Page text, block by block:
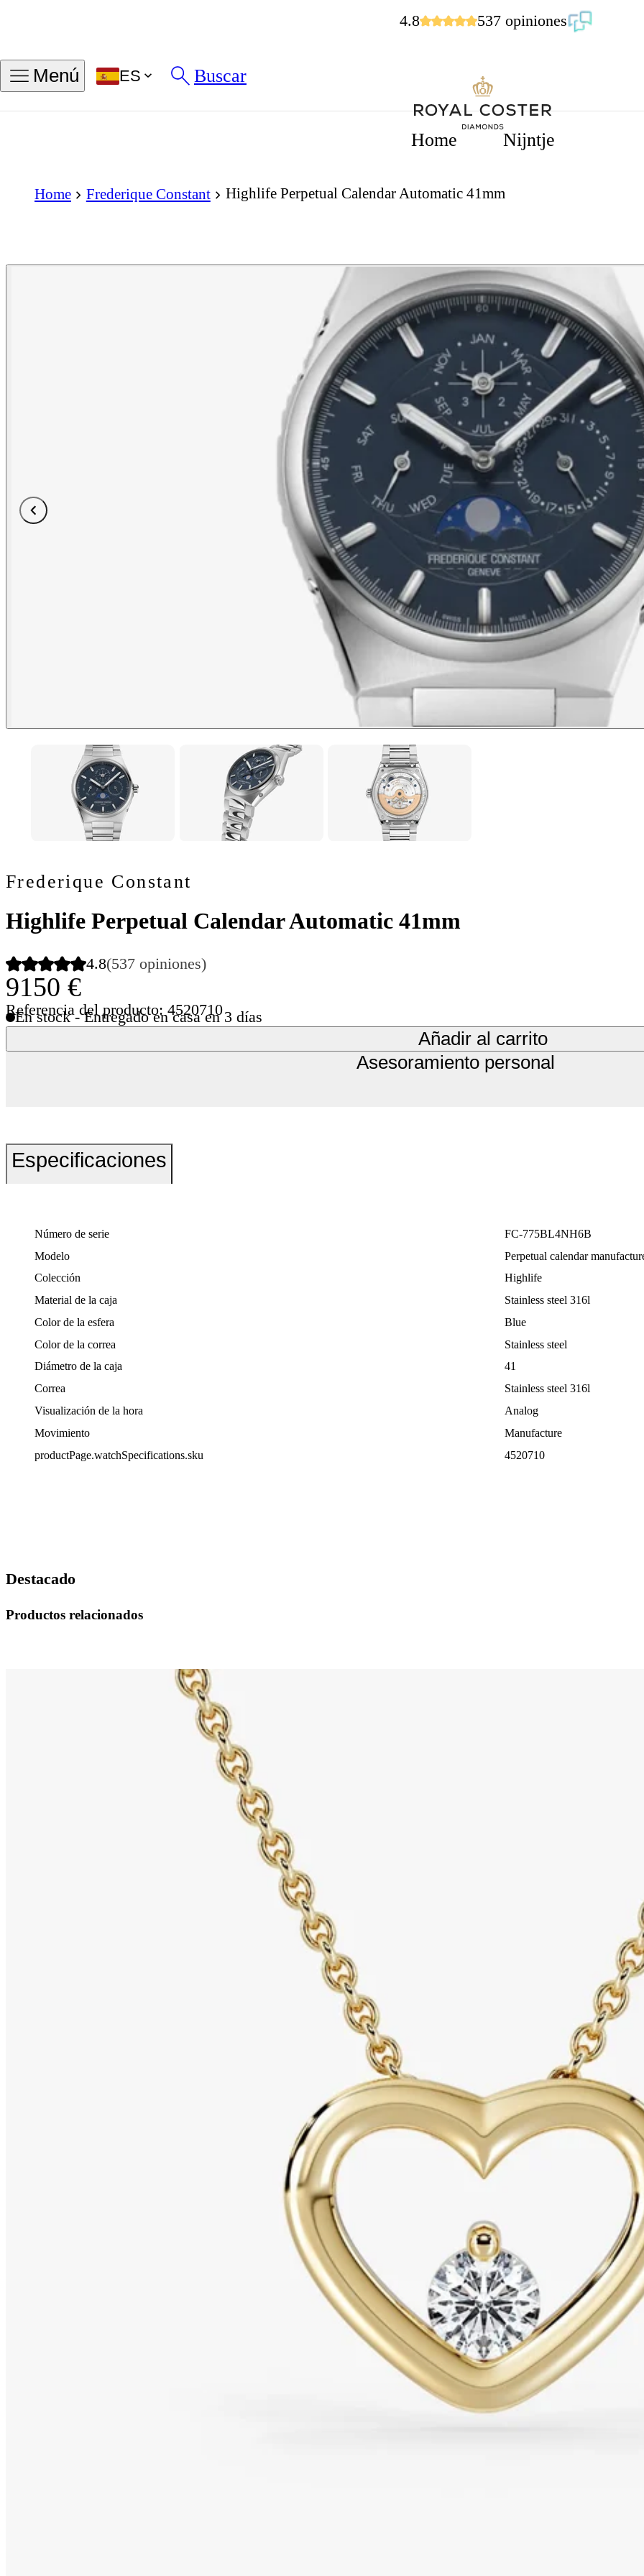
4.8 537 opiniones
Menú ES Buscar
Home Nijntje
Home Frederique Constant Highlife Perpetual Calendar Automatic 41mm
Frederique Constant
Highlife Perpetual Calendar Automatic 41mm
4.8(537 opiniones)
9150 €
Referencia del producto: 4520710
En stock - Entregado en casa en 3 días
Añadir al carrito
Asesoramiento personal
Especificaciones
Número de serie
FC-775BL4NH6B
Modelo
Perpetual calendar
Colección
Highlife
Material de la caja
Stainless steel 316l
Color de la esfera
Blue
Color de la correa
Stainless steel
Diámetro de la caja
41
Correa
Stainless steel 316l
Visualización de la hora
Analog
Movimiento
Manufacture
productPage.watchSpecifications.sku
4520710
Destacado
Productos relacionados